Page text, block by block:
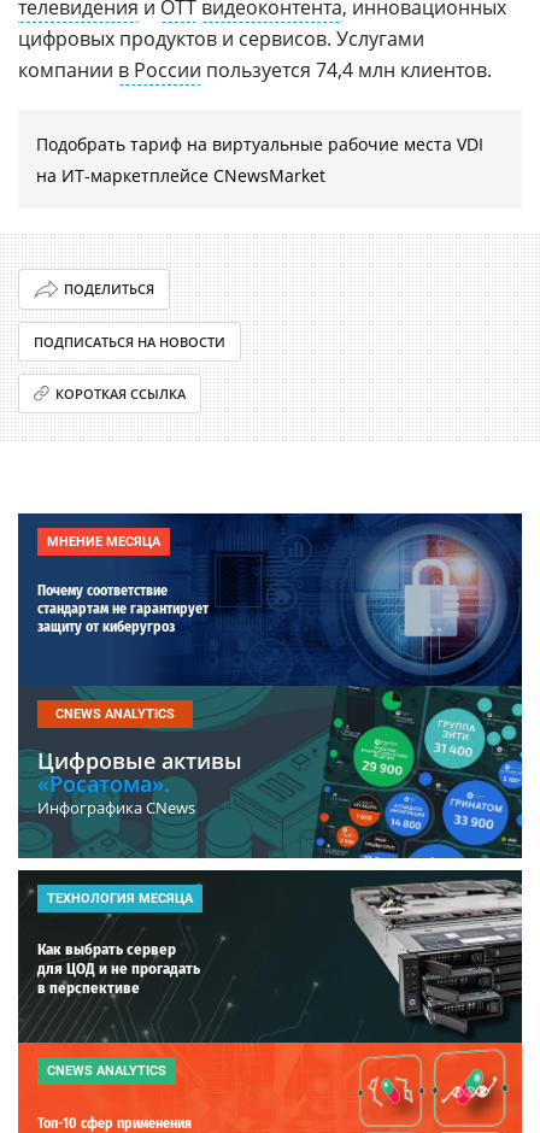
телевидения и OTT видеоконтента, инновационных
цифровых продуктов и сервисов. Услугами
компании в России пользуется 74,4 млн клиентов.
Подобрать тариф на виртуальные рабочие места VDI
на ИТ-маркетплейсе CNewsMarket
ПОДЕЛИТЬСЯ
ПОДПИСАТЬСЯ НА НОВОСТИ
КОРОТКАЯ ССЫЛКА
МНЕНИЕ МЕСЯЦА
Почему соответствие
стандартам не гарантирует
защиту от киберугроз
CNEWS ANALYTICS
Цифровые активы
«Росатома».
Инфографика CNews
ТЕХНОЛОГИЯ МЕСЯЦА
Как выбрать сервер
для ЦОД и не прогадать
в перспективе
CNEWS ANALYTICS
Топ-10 сфер применения